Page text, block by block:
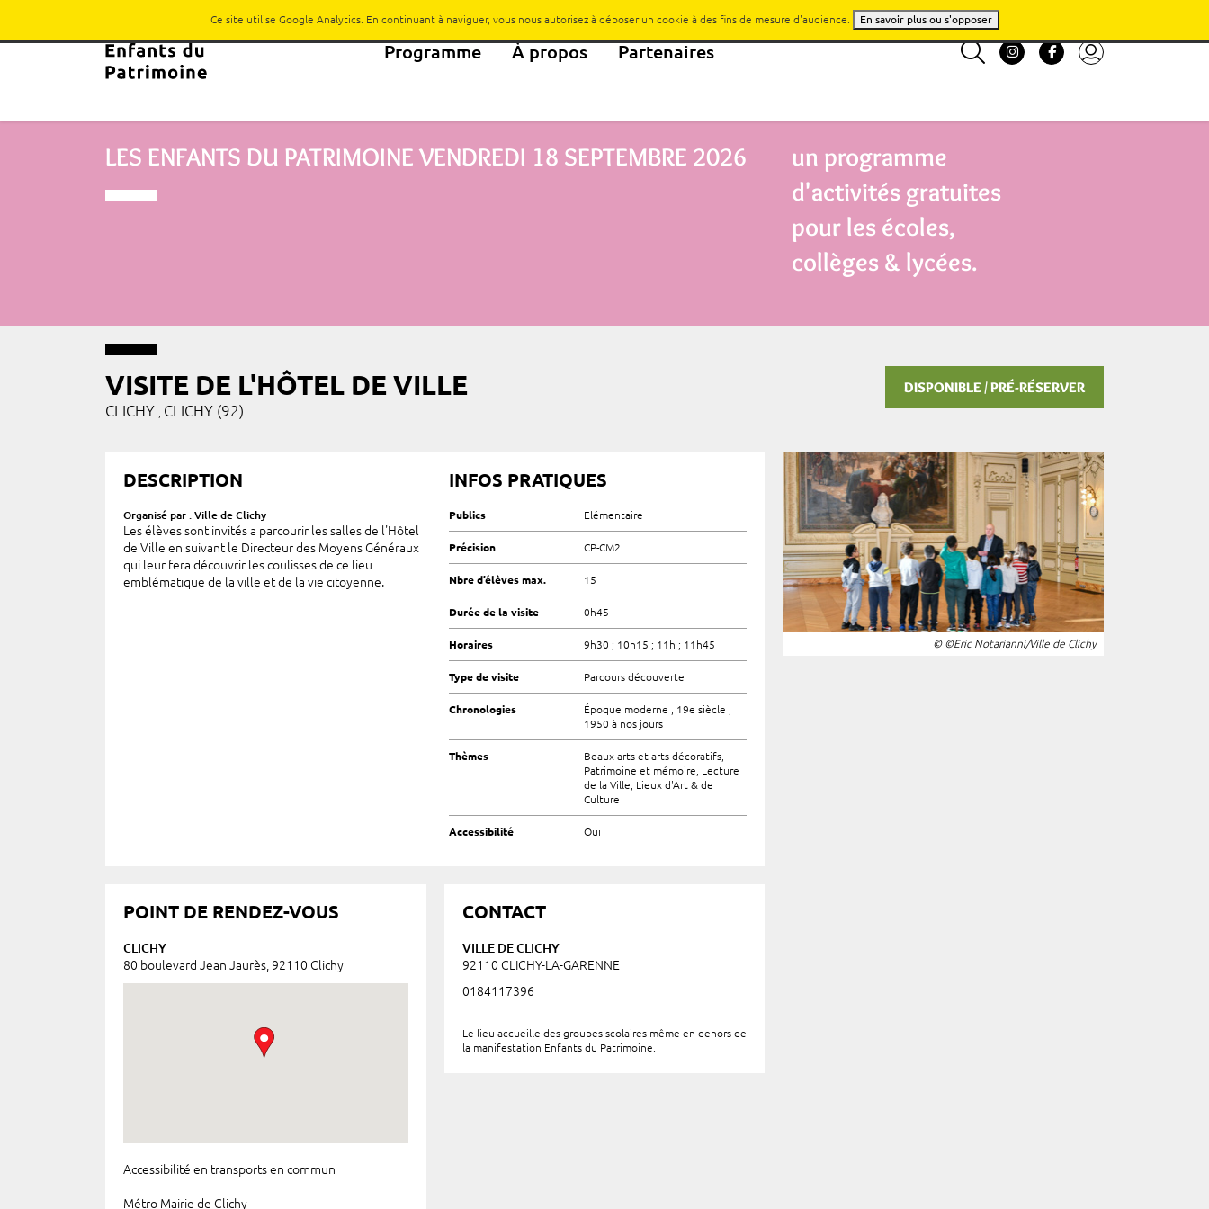
Programme À propos Partenaires
LES ENFANTS DU PATRIMOINE VENDREDI 18 SEPTEMBRE 2026
un programme
d'activités gratuites
pour les écoles,
collèges & lycées.
VISITE DE L'HÔTEL DE VILLE
CLICHY CLICHY (92)
DISPONIBLE / PRÉ-RÉSERVER
DESCRIPTION
Organisé par : Ville de Clichy
Les élèves sont invités a parcourir les salles de l'Hôtel
de Ville en suivant le Directeur des Moyens Généraux
qui leur fera découvrir les coulisses de ce lieu
emblématique de la ville et de la vie citoyenne.
INFOS PRATIQUES
Publics Elémentaire
Précision CP-CM2
Nbre d’élèves max. 15
Durée de la visite 0h45
Horaires 9h30 ; 10h15 ; 11h ; 11h45
Type de visite Parcours découverte
Chronologies
Époque moderne , 19e siècle ,
1950 à nos jours
Thèmes
Beaux-arts et arts décoratifs,
Patrimoine et mémoire, Lecture
de la Ville, Lieux d'Art & de
Culture
Accessibilité Oui
POINT DE RENDEZ-VOUS
CLICHY
80 boulevard Jean Jaurès, 92110 Clichy
Accessibilité en transports en commun
Métro Mairie de Clichy
CONTACT
VILLE DE CLICHY
92110 CLICHY-LA-GARENNE
0184117396
Le lieu accueille des groupes scolaires même en dehors de
la manifestation Enfants du Patrimoine.
© ©Eric Notarianni/Ville de Clichy
Ce site utilise Google Analytics. En continuant à naviguer, vous nous autorisez à déposer un cookie à des fins de mesure d'audience. En savoir plus ou s'opposer